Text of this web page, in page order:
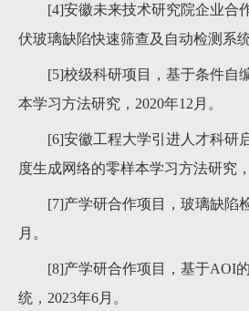
[4]安徽未来技术研究院企业合
伏玻璃缺陷快速筛查及自动检测系统
[5]校级科研项目，基于条件自
本学习方法研究，2020年12月。
[6]安徽工程大学引进人才科研
度生成网络的零样本学习方法研究，
[7]产学研合作项目，玻璃缺陷
月。
[8]产学研合作项目，基于AOI
统，2023年6月。